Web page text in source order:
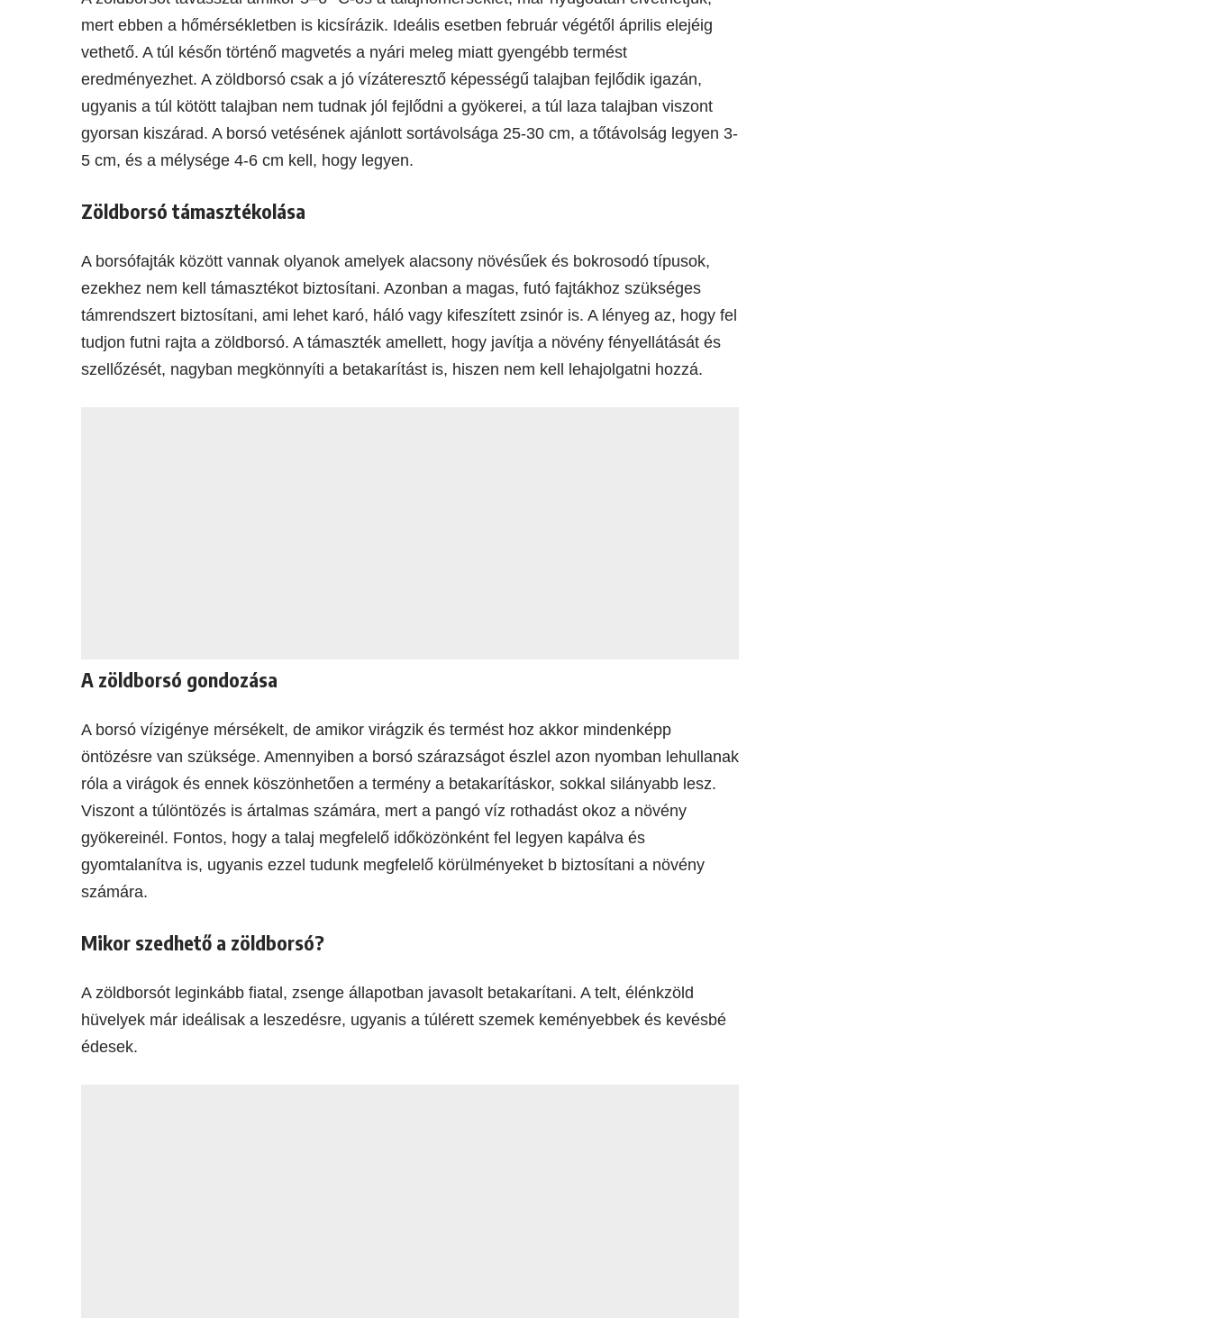
mert ebben a hőmérsékletben is kicsírázik. Ideális esetben február végétől április elejéig
vethető. A túl későn történő magvetés a nyári meleg miatt gyengébb termést
eredményezhet. A zöldborsó csak a jó vízáteresztő képességű talajban fejlődik igazán,
ugyanis a túl kötött talajban nem tudnak jól fejlődni a gyökerei, a túl laza talajban viszont
gyorsan kiszárad. A borsó vetésének ajánlott sortávolsága 25-30 cm, a tőtávolság legyen 3-
5 cm, és a mélysége 4-6 cm kell, hogy legyen.
Zöldborsó támasztékolása
A borsófajták között vannak olyanok amelyek alacsony növésűek és bokrosodó típusok,
ezekhez nem kell támasztékot biztosítani. Azonban a magas, futó fajtákhoz szükséges
támrendszert biztosítani, ami lehet karó, háló vagy kifeszített zsinór is. A lényeg az, hogy fel
tudjon futni rajta a zöldborsó. A támaszték amellett, hogy javítja a növény fényellátását és
szellőzését, nagyban megkönnyíti a betakarítást is, hiszen nem kell lehajolgatni hozzá.
A zöldborsó gondozása
A borsó vízigénye mérsékelt, de amikor virágzik és termést hoz akkor mindenképp
öntözésre van szüksége. Amennyiben a borsó szárazságot észlel azon nyomban lehullanak
róla a virágok és ennek köszönhetően a termény a betakarításkor, sokkal silányabb lesz.
Viszont a túlöntözés is ártalmas számára, mert a pangó víz rothadást okoz a növény
gyökereinél. Fontos, hogy a talaj megfelelő időközönként fel legyen kapálva és
gyomtalanítva is, ugyanis ezzel tudunk megfelelő körülményeket b biztosítani a növény
számára.
Mikor szedhető a zöldborsó?
A zöldborsót leginkább fiatal, zsenge állapotban javasolt betakarítani. A telt, élénkzöld
hüvelyek már ideálisak a leszedésre, ugyanis a túlérett szemek keményebbek és kevésbé
édesek.